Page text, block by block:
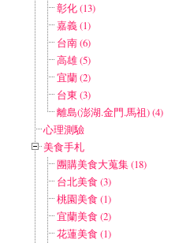
彰化 (13)
嘉義 (1)
台南 (6)
高雄 (5)
宜蘭 (2)
台東 (3)
離島(澎湖.金門.馬祖) (4)
心理測驗
美食手札
團購美食大蒐集 (18)
台北美食 (3)
桃園美食 (1)
宜蘭美食 (2)
花蓮美食 (1)